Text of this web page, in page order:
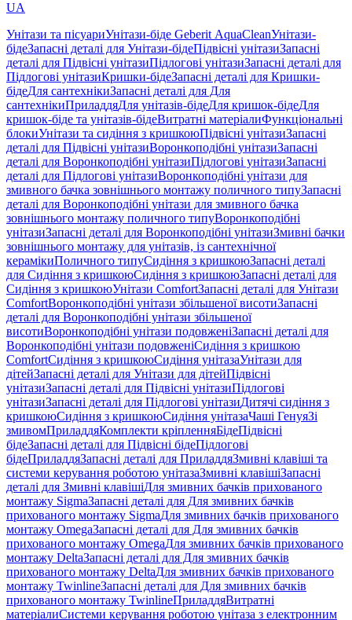
UA
Унітази та пісуариУнітази-біде Geberit AquaCleanУнітази-
бідеЗапасні деталі для Унітази-бідеПідвісні унітазиЗапасні
деталі для Підвісні унітазиПідлогові унітазиЗапасні деталі для
Підлогові унітазиКришки-бідеЗапасні деталі для Кришки-
бідеДля сантехнікиЗапасні деталі для Для
сантехнікиПриладдяДля унітазів-бідеДля кришок-бідеДля
кришок-біде та унітазів-бідеВитратні матеріалиФункціональні
блокиУнітази та сидіння з кришкоюПідвісні унітазиЗапасні
деталі для Підвісні унітазиВоронкоподібні унітазиЗапасні
деталі для Воронкоподібні унітазиПідлогові унітазиЗапасні
деталі для Підлогові унітазиВоронкоподібні унітази для
змивного бачка зовнішнього монтажу поличного типуЗапасні
деталі для Воронкоподібні унітази для змивного бачка
зовнішнього монтажу поличного типуВоронкоподібні
унітазиЗапасні деталі для Воронкоподібні унітазиЗмивні бачки
зовнішнього монтажу для унітазів, із сантехнічної
керамікиПоличного типуСидіння з кришкоюЗапасні деталі
для Сидіння з кришкоюСидіння з кришкоюЗапасні деталі для
Сидіння з кришкоюУнітази ComfortЗапасні деталі для Унітази
ComfortВоронкоподібні унітази збільшеної висотиЗапасні
деталі для Воронкоподібні унітази збільшеної
висотиВоронкоподібні унітази подовженіЗапасні деталі для
Воронкоподібні унітази подовженіСидіння з кришкою
ComfortСидіння з кришкоюСидіння унітазаУнітази для
дітейЗапасні деталі для Унітази для дітейПідвісні
унітазиЗапасні деталі для Підвісні унітазиПідлогові
унітазиЗапасні деталі для Підлогові унітазиДитячі сидіння з
кришкоюСидіння з кришкоюСидіння унітазаЧаші ГенуяЗі
змивомПриладдяКомплекти кріпленняБідеПідвісні
бідеЗапасні деталі для Підвісні бідеПідлогові
бідеПриладдяЗапасні деталі для ПриладдяЗмивні клавіші та
системи керування роботою унітазаЗмивні клавішіЗапасні
деталі для Змивні клавішіДля змивних бачків прихованого
монтажу SigmaЗапасні деталі для Для змивних бачків
прихованого монтажу SigmaДля змивних бачків прихованого
монтажу OmegaЗапасні деталі для Для змивних бачків
прихованого монтажу OmegaДля змивних бачків прихованого
монтажу DeltaЗапасні деталі для Для змивних бачків
прихованого монтажу DeltaДля змивних бачків прихованого
монтажу TwinlineЗапасні деталі для Для змивних бачків
прихованого монтажу TwinlineПриладдяВитратні
матеріалиСистеми керування роботою унітаза з електронним